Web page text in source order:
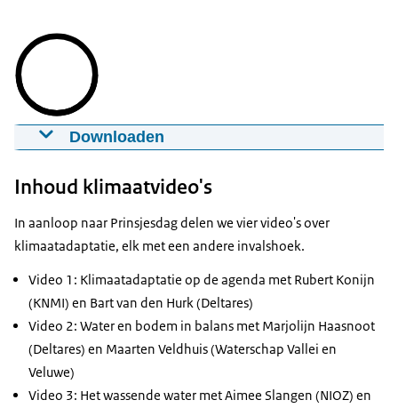
Downloaden
Glas
Download
Inhoud klimaatvideo's
In aanloop naar Prinsjesdag delen we vier video's over
klimaatadaptatie, elk met een andere invalshoek.
Video 1: Klimaatadaptatie op de agenda met Rubert Konijn
(KNMI) en Bart van den Hurk (Deltares)
Video 2: Water en bodem in balans met Marjolijn Haasnoot
(Deltares) en Maarten Veldhuis (Waterschap Vallei en
Veluwe)
Video 3: Het wassende water met Aimee Slangen (NIOZ) en